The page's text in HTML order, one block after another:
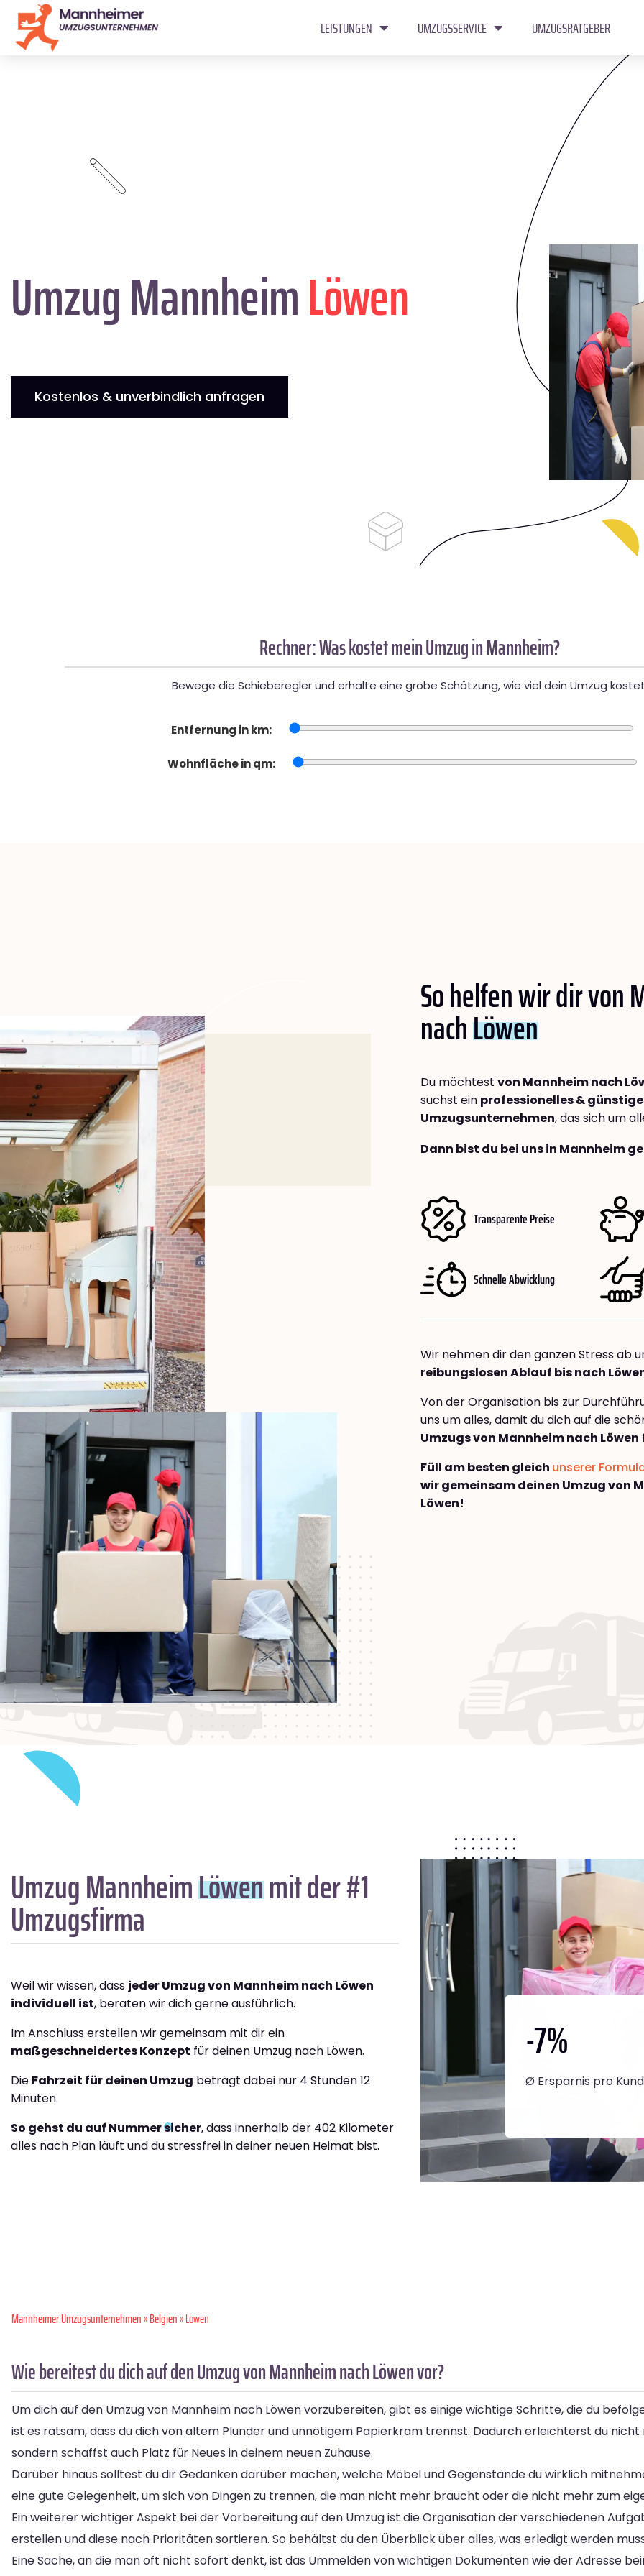
LEISTUNGEN UMZUGSSERVICE UMZUGSRATGEBER
Umzug MannheimLöwen
Kostenlos & unverbindlich anfragen
Rechner: Was kostet mein Umzug in Mannheim?
Bewege die Schieberegler und erhalte eine grobe Schätzung, wie viel dein Umzug
Entfernung in km:
Wohnfläche in qm:
So helfen wir dir von
nachLöwen
Du möchtest von Mannheim nach
suchst ein professionelles &
Umzugsunternehmen, das sich um
Dann bist du bei uns in Mannheim
Transparente Preise
Schnelle Abwicklung
Wir nehmen dir den ganzen Stress ab
reibungslosen Ablauf bis nach
Von der Organisation bis zur
uns um alles, damit du dich auf die
Umzugs von Mannheim nach Löwen
Füll am besten gleich unserer
wir gemeinsam deinen Umzug von
Löwen!
Umzug MannheimLöwenmit der #1
Umzugsfirma
Weil wir wissen, dass jeder Umzug von Mannheim nach Löwen
individuell ist, beraten wir dich gerne ausführlich.
Im Anschluss erstellen wir gemeinsam mit dir ein
maßgeschneidertes Konzept für deinen Umzug nach Löwen.
Die Fahrzeit für deinen Umzug beträgt dabei nur 4 Stunden 12
Minuten.
So gehst du auf Nummer sicher, dass innerhalb der 402 Kilometer
alles nach Plan läuft und du stressfrei in deiner neuen Heimat bist.
-7%
Ø Ersparnis pro
Mannheimer Umzugsunternehmen»Belgien» Löwen
Wie bereitest du dich auf den Umzug von Mannheim nach Löwen vor?
Um dich auf den Umzug von Mannheim nach Löwen vorzubereiten, gibt es einige wichtige Schritte, die du
ist es ratsam, dass du dich von altem Plunder und unnötigem Papierkram trennst. Dadurch erleichterst du nicht
sondern schaffst auch Platz für Neues in deinem neuen Zuhause.
Darüber hinaus solltest du dir Gedanken darüber machen, welche Möbel und Gegenstände du wirklich
eine gute Gelegenheit, um sich von Dingen zu trennen, die man nicht mehr braucht oder die nicht mehr zum
Ein weiterer wichtiger Aspekt bei der Vorbereitung auf den Umzug ist die Organisation der verschiedenen
erstellen und diese nach Prioritäten sortieren. So behältst du den Überblick über alles, was erledigt werden
Eine Sache, an die man oft nicht sofort denkt, ist das Ummelden von wichtigen Dokumenten wie der Adresse